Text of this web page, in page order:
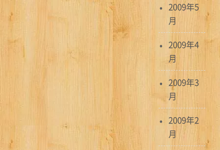
2009年5
月
2009年4
月
2009年3
月
2009年2
月